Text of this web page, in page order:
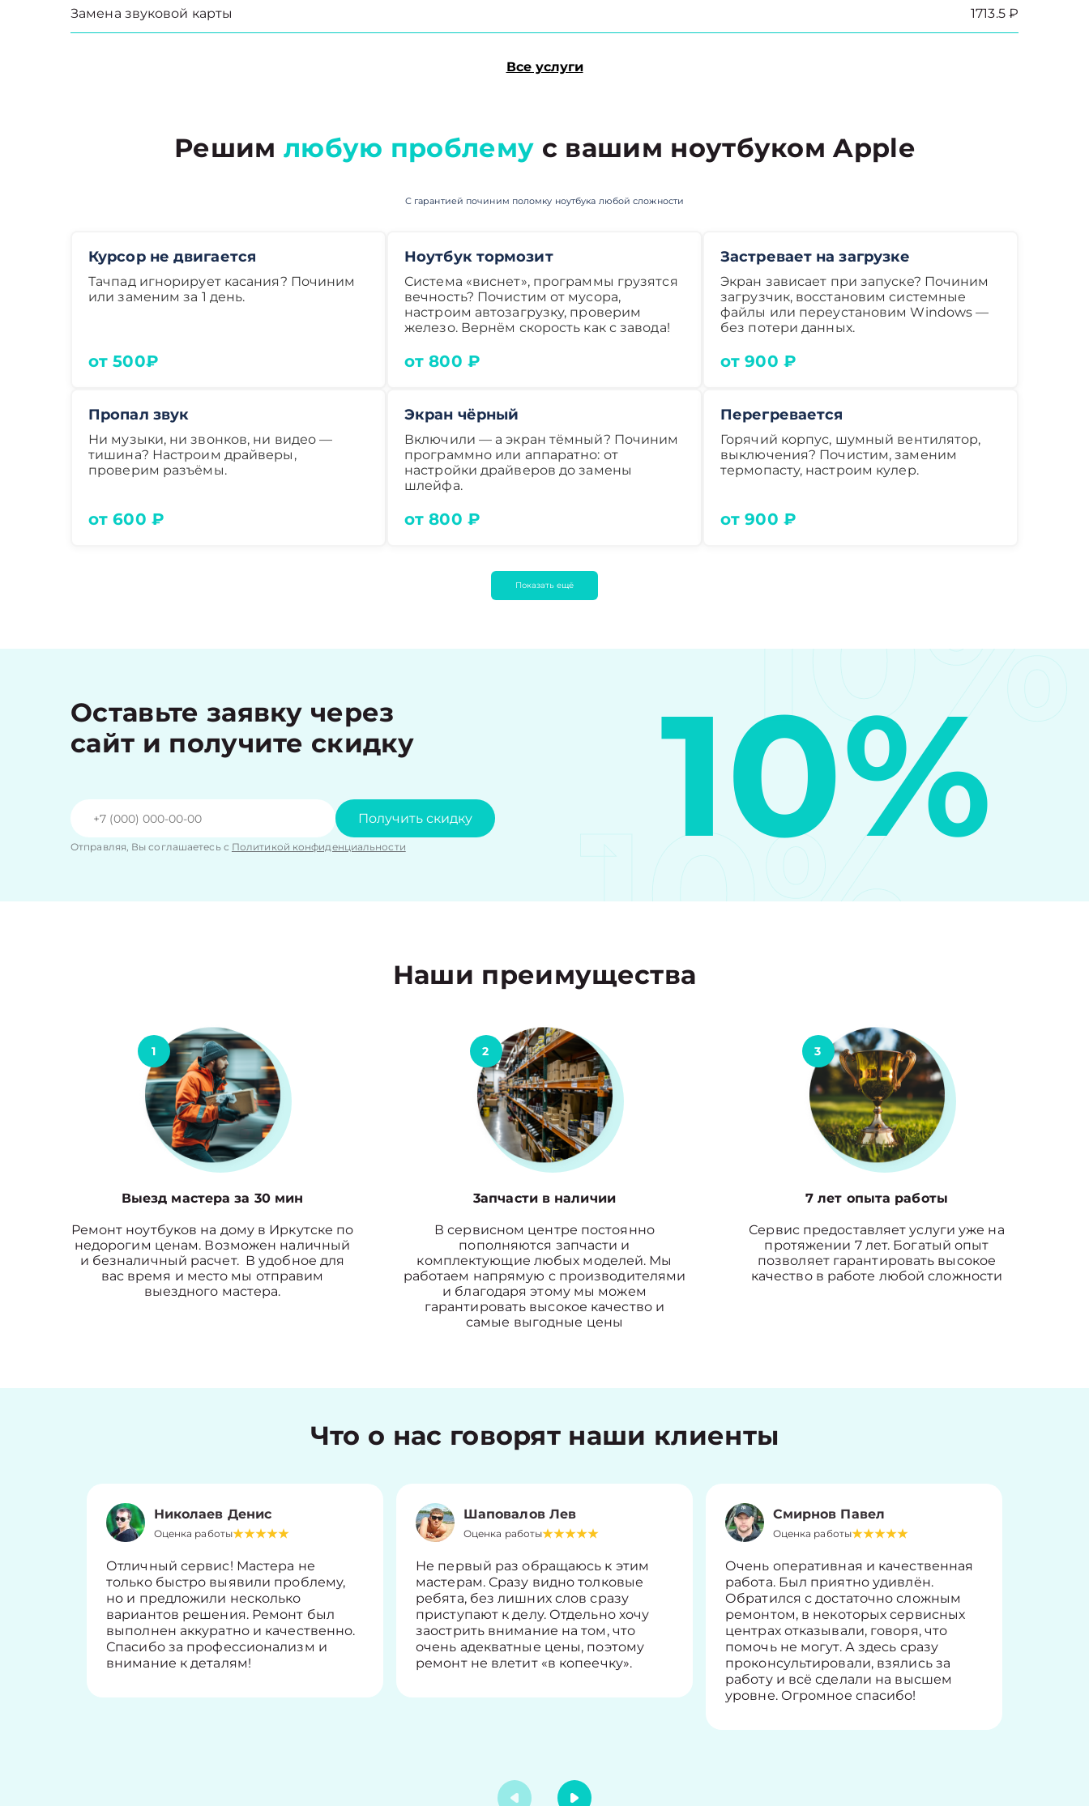
Замена звуковой карты 1713.5 ₽
Все услуги
Решим любую проблему с вашим ноутбуком Apple
С гарантией починим поломку ноутбука любой сложности
Курсор не двигается
Тачпад игнорирует касания? Починим
или заменим за 1 день.
от 500₽
Ноутбук тормозит
Система «виснет», программы грузятся
вечность? Почистим от мусора,
настроим автозагрузку, проверим
железо. Вернём скорость как с завода!
от 800 ₽
Застревает на загрузке
Экран зависает при запуске? Починим
загрузчик, восстановим системные
файлы или переустановим Windows —
без потери данных.
от 900 ₽
Пропал звук
Ни музыки, ни звонков, ни видео —
тишина? Настроим драйверы,
проверим разъёмы.
от 600 ₽
Экран чёрный
Включили — а экран тёмный? Починим
программно или аппаратно: от
настройки драйверов до замены
шлейфа.
от 800 ₽
Перегревается
Горячий корпус, шумный вентилятор,
выключения? Почистим, заменим
термопасту, настроим кулер.
от 900 ₽
Показать ещё
Оставьте заявку через
сайт и получите скидку
Получить скидку
Отправляя, Вы соглашаетесь с Политикой конфиденциальности 10%
10%
10%
Наши преимущества
1
Выезд мастера за 30 мин
Ремонт ноутбуков на дому в Иркутске по
недорогим ценам. Возможен наличный
и безналичный расчет. В удобное для
вас время и место мы отправим
выездного мастера.
2
3апчасти в наличии
В сервисном центре постоянно
пополняются запчасти и
комплектующие любых моделей. Мы
работаем напрямую с производителями
и благодаря этому мы можем
гарантировать высокое качество и
самые выгодные цены
3
7 лет опыта работы
Сервис предоставляет услуги уже на
протяжении 7 лет. Богатый опыт
позволяет гарантировать высокое
качество в работе любой сложности
Что о нас говорят наши клиенты
Николаев Денис
Оценка работы
Отличный сервис! Мастера не
только быстро выявили проблему,
но и предложили несколько
вариантов решения. Ремонт был
выполнен аккуратно и качественно.
Спасибо за профессионализм и
внимание к деталям!
Шаповалов Лев
Оценка работы
Не первый раз обращаюсь к этим
мастерам. Сразу видно толковые
ребята, без лишних слов сразу
приступают к делу. Отдельно хочу
заострить внимание на том, что
очень адекватные цены, поэтому
ремонт не влетит «в копеечку».
Смирнов Павел
Оценка работы
Очень оперативная и качественная
работа. Был приятно удивлён.
Обратился с достаточно сложным
ремонтом, в некоторых сервисных
центрах отказывали, говоря, что
помочь не могут. А здесь сразу
проконсультировали, взялись за
работу и всё сделали на высшем
уровне. Огромное спасибо!